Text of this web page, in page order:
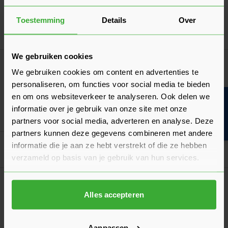
Toestemming Details Over
We gebruiken cookies
We gebruiken cookies om content en advertenties te
personaliseren, om functies voor social media te bieden
en om ons websiteverkeer te analyseren. Ook delen we
informatie over je gebruik van onze site met onze
partners voor social media, adverteren en analyse. Deze
partners kunnen deze gegevens combineren met andere
informatie die je aan ze hebt verstrekt of die ze hebben
verzameld op basis van je gebruik van hun services.
Alles accepteren
Nu0,50per stuk
In
Doos à 200 stuks (6060145)
Nu53,47per doos
Goed voorbereid aan de slag
Algemeen
Hoeveel dakpannen per m2 heb je nodig voor